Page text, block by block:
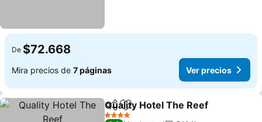
De $72.668
Mira precios de 7 páginas Ver precios
CompartirAgregar a favoritos
Quality Hotel The Reef
4 Estrellas